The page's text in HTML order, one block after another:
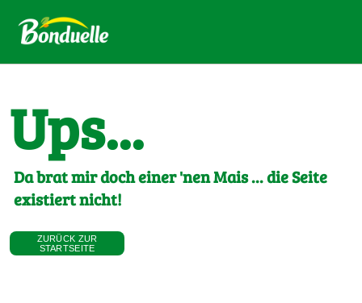
Ups...
Da brat mir doch einer 'nen Mais ... die Seite
existiert nicht!
ZURÜCK ZUR
STARTSEITE